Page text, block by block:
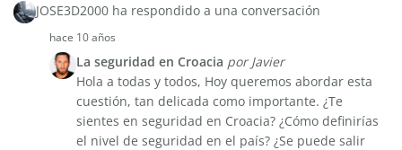
JOSE3D2000 ha respondido a una conversación
hace 10 años
La seguridad en Croacia por Javier
Hola a todas y todos, Hoy queremos abordar esta
cuestión, tan delicada como importante. ¿Te
sientes en seguridad en Croacia? ¿Cómo definirías
el nivel de seguridad en el país? ¿Se puede salir